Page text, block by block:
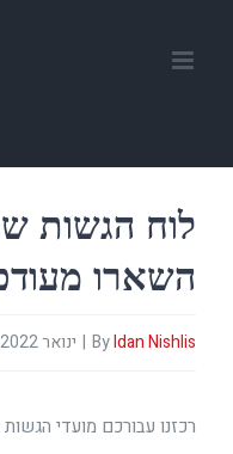
השארו
ByIdan Nishlis
| ינואר 18th, 2022